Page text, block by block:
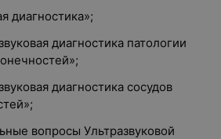
диагностика»;
диагностика патологии
диагностика сосудов
вопросы Ультразвуковой